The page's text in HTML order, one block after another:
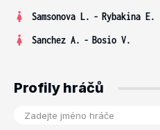
Samsonova L. - Rybakina E.
Sanchez A. - Bosio V.
Profily hráčů